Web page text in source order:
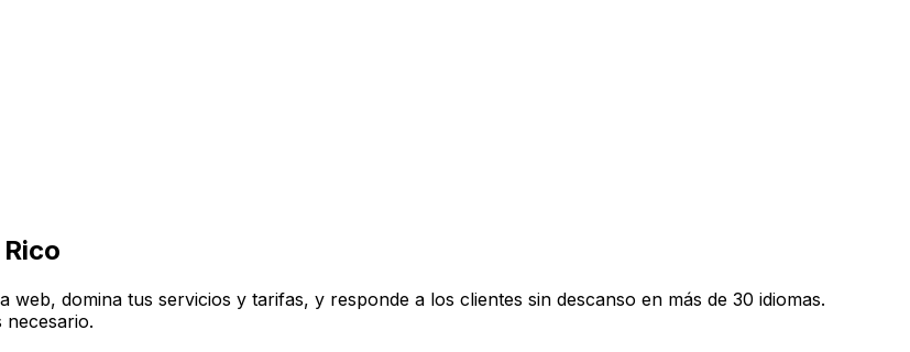
domina tus servicios y tarifas, y responde a los clientes sin descanso en más de 30 idiomas.